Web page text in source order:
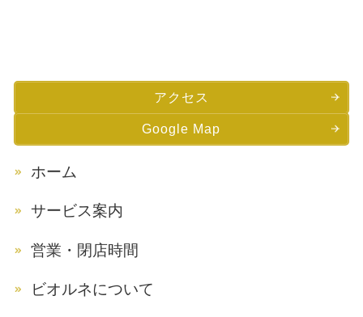
アクセス
Google Map
ホーム
サービス案内
営業・閉店時間
ビオルネについて